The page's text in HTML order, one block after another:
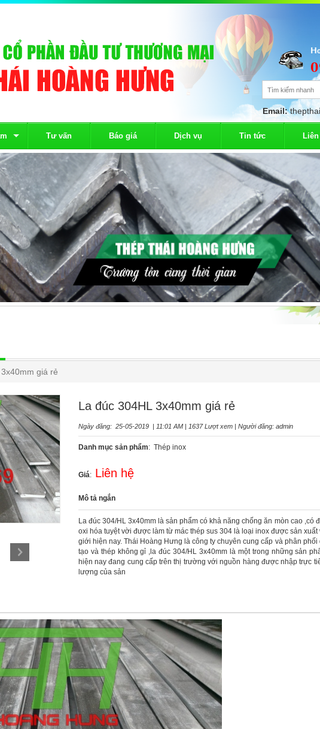
Email:
Tư vấn Báo giá Dịch vụ Tin tức
giá rẻ
La đúc 304HL 3x40mm giá rẻ
Ngày đăng: 25-05-2019 | 11:01 AM | 1637 Lượt xem | Người đăng: admin
Danh mục sản phẩm: Thép inox
Giá: Liên hệ
Mô tả ngắn
La đúc 304/HL 3x40mm là sản phẩm có khả năng chống ăn mòn cao ,có
oxi hóa tuyệt vời được làm từ mác thép sus 304 là loại inox được sản
giới hiện nay. Thái Hoàng Hưng là công ty chuyên cung cấp và phân phối
tạo và thép không gỉ ,la đúc 304/HL 3x40mm là một trong những sản
hiện nay đang cung cấp trên thị trường với nguồn hàng được nhập trực
lượng của sản